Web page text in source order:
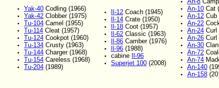
Yak-40 Codling (1966)
Yak-42 Clobber (1975)
Tu-104 Camel (1955)
Tu-114 Cleat (1957)
Tu-124 Cookpot (1960)
Tu-134 Crusty (1963)
Tu-144 Charger (1968)
Tu-154 Careless (1968)
Tu-204 (1989)
Il-12 Coach (1945)
Il-14 Crate (1950)
Il-18 Coot (1957)
Il-62 Classic (1963)
Il-86 Camber (1976)
Il-96 (1988)
cabine Il-96
Superjet 100 (2008)
An-10 Cat
An-12 Cub
An-22
An-24 Curl
An-26 Curl
An-30
An-72
An-74
An-140
An-158